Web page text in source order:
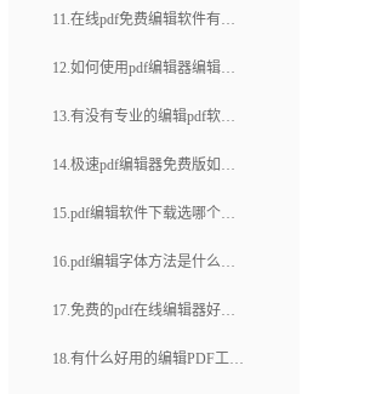
有没有专业的软件可以满足需
11.在线pdf免费编辑软件有哪
些功能？如何使用在线pdf免费
12.如何使用pdf编辑器编辑图
片？如何编辑pdf文字？
13.有没有专业的编辑pdf软
件？如何编辑pdf图片呢？
14.极速pdf编辑器免费版如
何？福昕云编辑如何编辑PDF
15.pdf编辑软件下载选哪个？
pdf如何添加注释
16.pdf编辑字体方法是什么？
福昕云编辑有哪些优点？
17.免费的pdf在线编辑器好用
吗？怎样使用pdf在线编辑器？
18.有什么好用的编辑PDF工具